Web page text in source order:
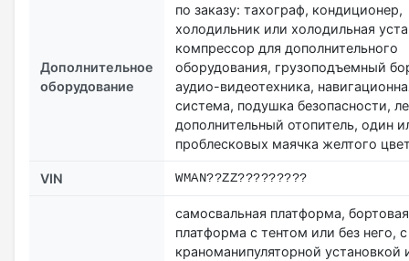
Дополнительное
оборудование
по заказу: тахограф, кондиционер,
холодильник или холодильная
компрессор для дополнительного
оборудования, грузоподъемный
аудио-видеотехника,
система, подушка безопасности,
дополнительный отопитель, один
проблесковых маячка желтого
VIN WMAN??ZZ?????????
самосвальная платформа, бортовая
платформа с тентом или без него, с
краноманипуляторной установкой